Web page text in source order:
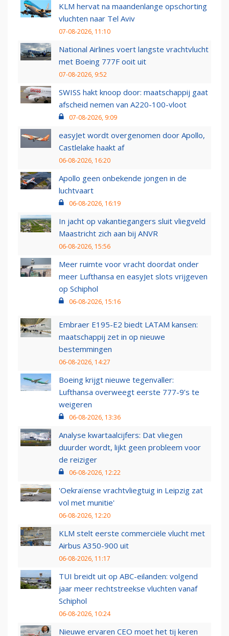
KLM hervat na maandenlange opschorting
vluchten naar Tel Aviv
07-08-2026, 11:10
National Airlines voert langste vrachtvlucht
met Boeing 777F ooit uit
07-08-2026, 9:52
SWISS hakt knoop door: maatschappij gaat
afscheid nemen van A220-100-vloot
07-08-2026, 9:09
easyJet wordt overgenomen door Apollo,
Castlelake haakt af
06-08-2026, 16:20
Apollo geen onbekende jongen in de
luchtvaart
06-08-2026, 16:19
In jacht op vakantiegangers sluit vliegveld
Maastricht zich aan bij ANVR
06-08-2026, 15:56
Meer ruimte voor vracht doordat onder
meer Lufthansa en easyJet slots vrijgeven
op Schiphol
06-08-2026, 15:16
Embraer E195-E2 biedt LATAM kansen:
maatschappij zet in op nieuwe
bestemmingen
06-08-2026, 14:27
Boeing krijgt nieuwe tegenvaller:
Lufthansa overweegt eerste 777-9’s te
weigeren
06-08-2026, 13:36
Analyse kwartaalcijfers: Dat vliegen
duurder wordt, lijkt geen probleem voor
de reiziger
06-08-2026, 12:22
'Oekraïense vrachtvliegtuig in Leipzig zat
vol met munitie'
06-08-2026, 12:20
KLM stelt eerste commerciële vlucht met
Airbus A350-900 uit
06-08-2026, 11:17
TUI breidt uit op ABC-eilanden: volgend
jaar meer rechtstreekse vluchten vanaf
Schiphol
06-08-2026, 10:24
Nieuwe ervaren CEO moet het tij keren